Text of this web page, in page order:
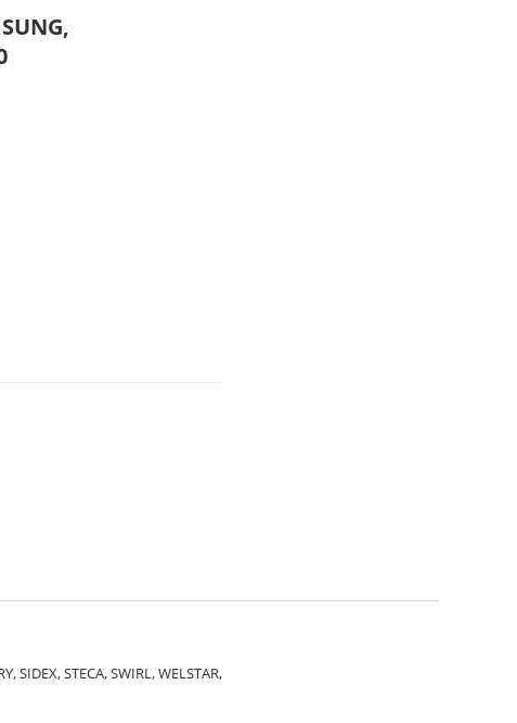
SIDEX, STECA, SWIRL, WELSTAR,